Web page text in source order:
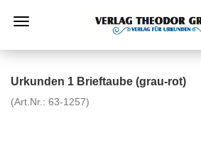
Urkunden 1 Brieftaube (grau-rot)
(Art.Nr.: 63-1257)